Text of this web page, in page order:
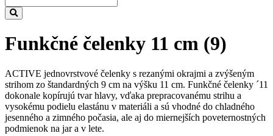
Funkčné čelenky 11 cm (9)
ACTIVE jednovrstvové čelenky s rezanými okrajmi a zvýšeným
strihom zo štandardných 9 cm na výšku 11 cm. Funkčné čelenky ´11
dokonale kopírujú tvar hlavy, vďaka prepracovanému strihu a
vysokému podielu elastánu v materiáli a sú vhodné do chladného
jesenného a zimného počasia, ale aj do miernejších poveternostných
podmienok na jar a v lete.